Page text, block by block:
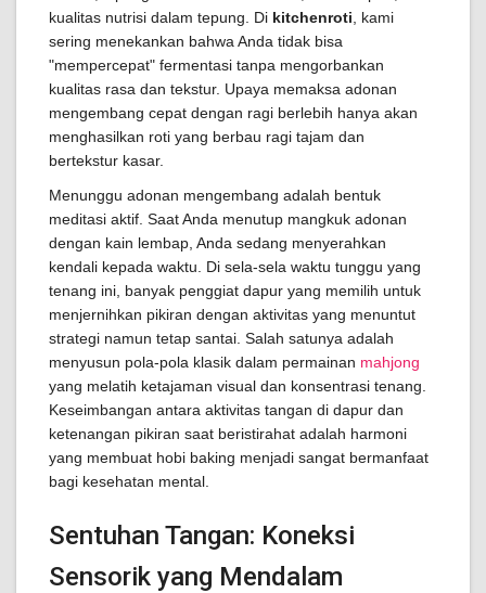
kualitas nutrisi dalam tepung. Di kitchenroti , kami
sering menekankan bahwa Anda tidak bisa
"mempercepat" fermentasi tanpa mengorbankan
kualitas rasa dan tekstur. Upaya memaksa adonan
mengembang cepat dengan ragi berlebih hanya akan
menghasilkan roti yang berbau ragi tajam dan
bertekstur kasar.
Menunggu adonan mengembang adalah bentuk
meditasi aktif. Saat Anda menutup mangkuk adonan
dengan kain lembap, Anda sedang menyerahkan
kendali kepada waktu. Di sela-sela waktu tunggu yang
tenang ini, banyak penggiat dapur yang memilih untuk
menjernihkan pikiran dengan aktivitas yang menuntut
strategi namun tetap santai. Salah satunya adalah
menyusun pola-pola klasik dalam permainan mahjong
yang melatih ketajaman visual dan konsentrasi tenang.
Keseimbangan antara aktivitas tangan di dapur dan
ketenangan pikiran saat beristirahat adalah harmoni
yang membuat hobi baking menjadi sangat bermanfaat
bagi kesehatan mental.
Sentuhan Tangan: Koneksi
Sensorik yang Mendalam